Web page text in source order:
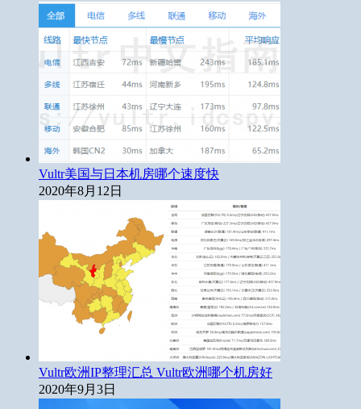
Vultr美国与日本机房哪个速度快
2020年8月12日
Vultr欧洲IP整理汇总 Vultr欧洲哪个机房好
2020年9月3日